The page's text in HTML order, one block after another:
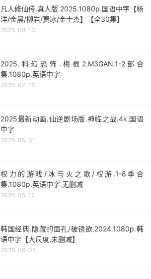
凡人修仙传.真人版.2025.1080p.国语中字【杨
洋/金晨/柳岩/贾冰/金士杰】【全30集】
2025-08-13
2025.科幻恐怖.梅根2.M3GAN.1-2部合
集.1080p.英语中字
2025-07-16
2025最新动画.仙逆剧场版.神临之战.4k.国语
中字
2025-05-31
权力的游戏/冰与火之歌/权游.1-8季合
集.1080p.英语中字.无删减
2025-05-12
韩国经典.隐藏的面孔/破镜欲.2024.1080p.韩
语中字【大尺度.未删减】
2026-06-05